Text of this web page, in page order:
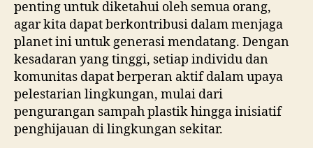
penting untuk diketahui oleh semua orang,
agar kita dapat berkontribusi dalam menjaga
planet ini untuk generasi mendatang. Dengan
kesadaran yang tinggi, setiap individu dan
komunitas dapat berperan aktif dalam upaya
pelestarian lingkungan, mulai dari
pengurangan sampah plastik hingga inisiatif
penghijauan di lingkungan sekitar.